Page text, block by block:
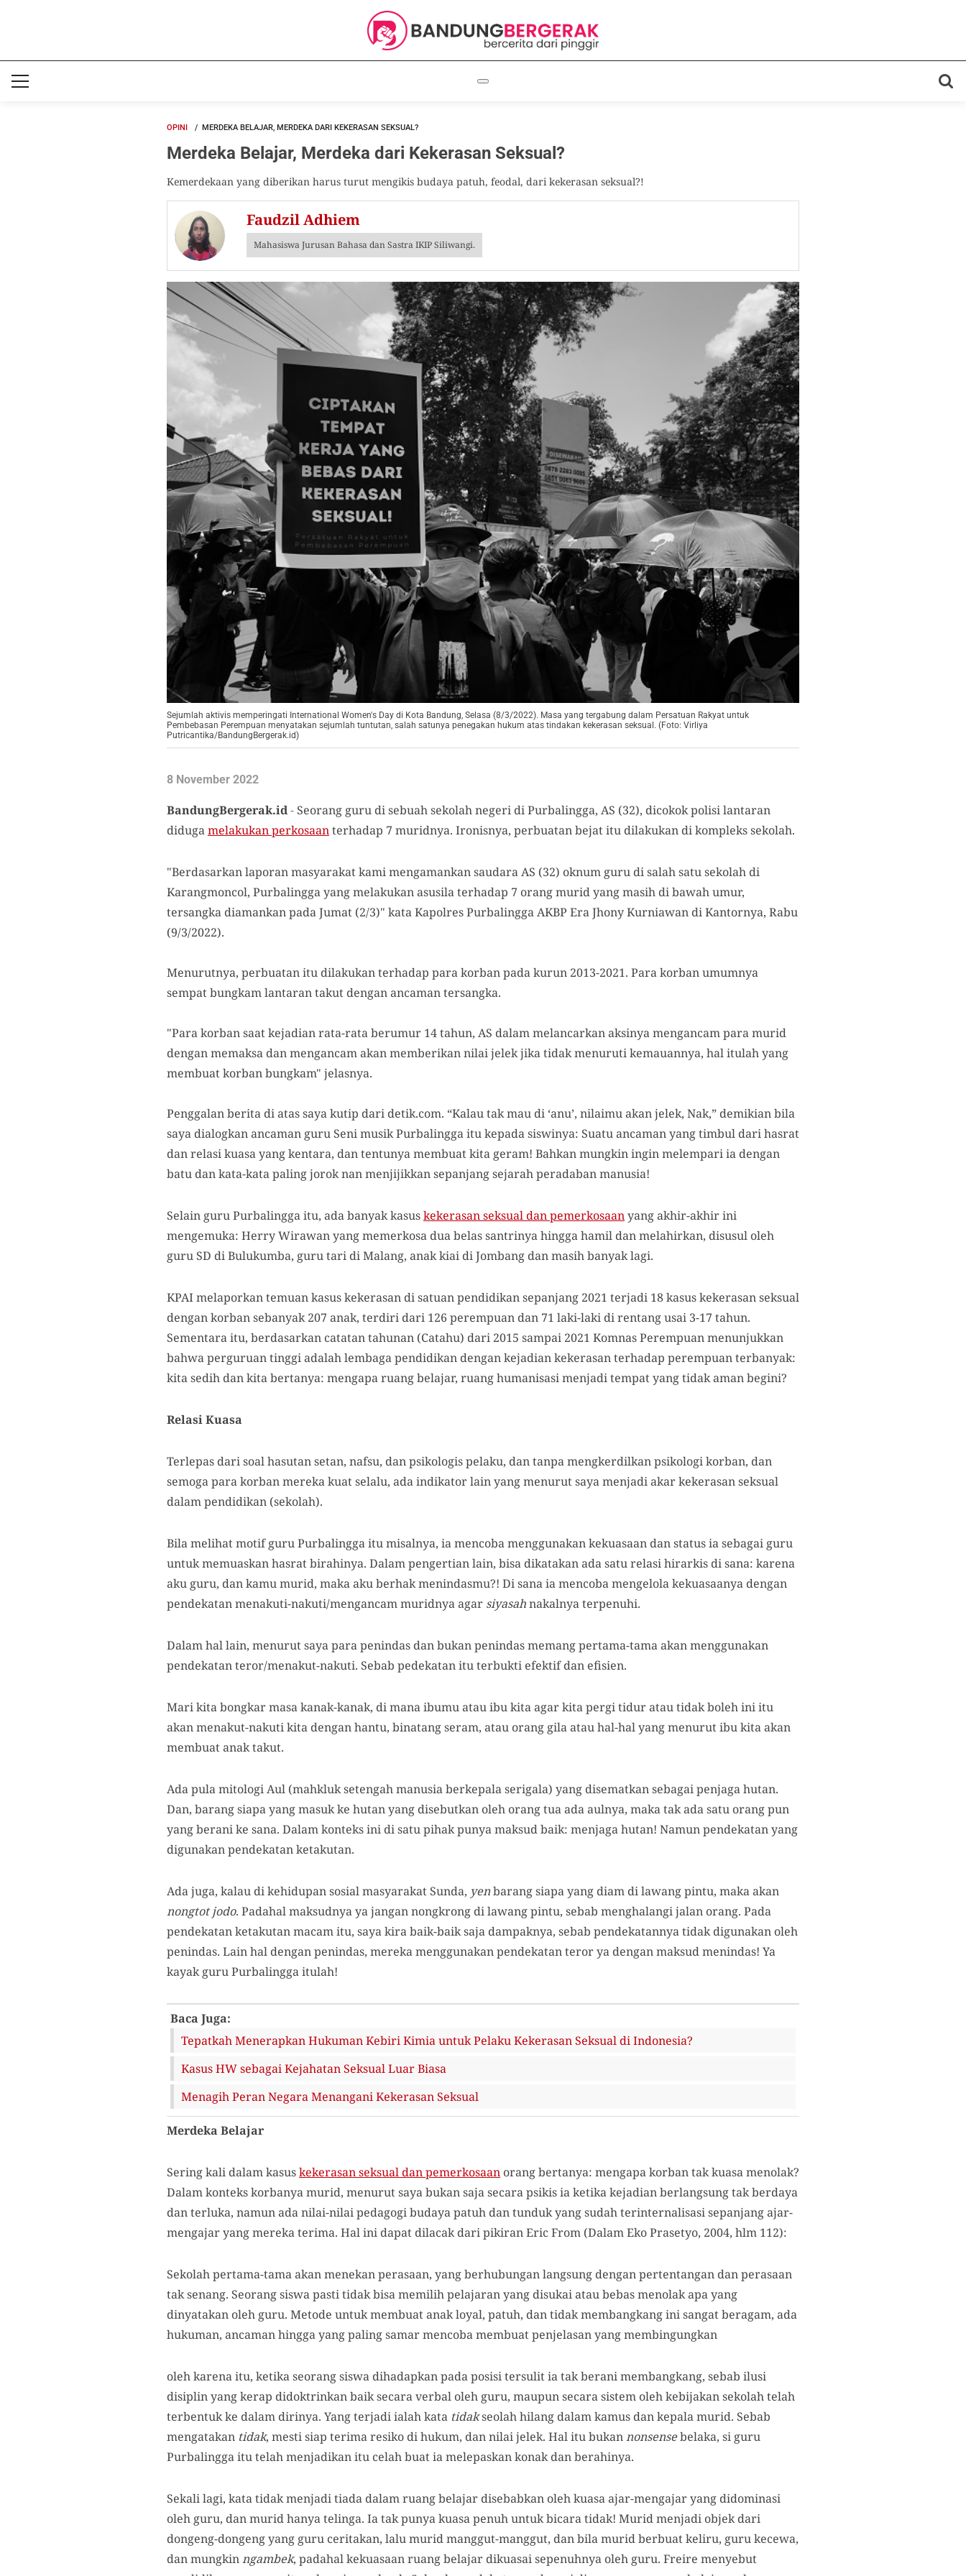
OPINI MERDEKA BELAJAR, MERDEKA DARI KEKERASAN SEKSUAL?
Merdeka Belajar, Merdeka dari Kekerasan Seksual?
Kemerdekaan yang diberikan harus turut mengikis budaya patuh, feodal, dari kekerasan seksual?!
Faudzil Adhiem
Mahasiswa Jurusan Bahasa dan Sastra IKIP Siliwangi.
Sejumlah aktivis memperingati International Women's Day di Kota Bandung, Selasa (8/3/2022). Masa yang tergabung dalam Persatuan Rakyat untuk
Pembebasan Perempuan menyatakan sejumlah tuntutan, salah satunya penegakan hukum atas tindakan kekerasan seksual. (Foto: Virliya
Putricantika/BandungBergerak.id)
8 November 2022
BandungBergerak.id- Seorang guru di sebuah sekolah negeri di Purbalingga, AS (32), dicokok polisi lantaran
didugamelakukan perkosaanterhadap 7 muridnya. Ironisnya, perbuatan bejat itu dilakukan di kompleks sekolah.
"Berdasarkan laporan masyarakat kami mengamankan saudara AS (32) oknum guru di salah satu sekolah di
Karangmoncol, Purbalingga yang melakukan asusila terhadap 7 orang murid yang masih di bawah umur,
tersangka diamankan pada Jumat (2/3)" kata Kapolres Purbalingga AKBP Era Jhony Kurniawan di Kantornya, Rabu
(9/3/2022).
Menurutnya, perbuatan itu dilakukan terhadap para korban pada kurun 2013-2021. Para korban umumnya
sempat bungkam lantaran takut dengan ancaman tersangka.
"Para korban saat kejadian rata-rata berumur 14 tahun, AS dalam melancarkan aksinya mengancam para murid
dengan memaksa dan mengancam akan memberikan nilai jelek jika tidak menuruti kemauannya, hal itulah yang
membuat korban bungkam" jelasnya.
Penggalan berita di atas saya kutip dari detik.com. “Kalau tak mau di ‘anu’, nilaimu akan jelek, Nak,” demikian bila
saya dialogkan ancaman guru Seni musik Purbalingga itu kepada siswinya: Suatu ancaman yang timbul dari hasrat
dan relasi kuasa yang kentara, dan tentunya membuat kita geram! Bahkan mungkin ingin melempari ia dengan
batu dan kata-kata paling jorok nan menjijikkan sepanjang sejarah peradaban manusia!
Selain guru Purbalingga itu, ada banyak kasuskekerasan seksual dan pemerkosaanyang akhir-akhir ini
mengemuka: Herry Wirawan yang memerkosa dua belas santrinya hingga hamil dan melahirkan, disusul oleh
guru SD di Bulukumba, guru tari di Malang, anak kiai di Jombang dan masih banyak lagi.
KPAI melaporkan temuan kasus kekerasan di satuan pendidikan sepanjang 2021 terjadi 18 kasus kekerasan seksual
dengan korban sebanyak 207 anak, terdiri dari 126 perempuan dan 71 laki-laki di rentang usai 3-17 tahun.
Sementara itu, berdasarkan catatan tahunan (Catahu) dari 2015 sampai 2021 Komnas Perempuan menunjukkan
bahwa perguruan tinggi adalah lembaga pendidikan dengan kejadian kekerasan terhadap perempuan terbanyak:
kita sedih dan kita bertanya: mengapa ruang belajar, ruang humanisasi menjadi tempat yang tidak aman begini?
Relasi Kuasa
Terlepas dari soal hasutan setan, nafsu, dan psikologis pelaku, dan tanpa mengkerdilkan psikologi korban, dan
semoga para korban mereka kuat selalu, ada indikator lain yang menurut saya menjadi akar kekerasan seksual
dalam pendidikan (sekolah).
Bila melihat motif guru Purbalingga itu misalnya, ia mencoba menggunakan kekuasaan dan status ia sebagai guru
untuk memuaskan hasrat birahinya. Dalam pengertian lain, bisa dikatakan ada satu relasi hirarkis di sana: karena
aku guru, dan kamu murid, maka aku berhak menindasmu?! Di sana ia mencoba mengelola kekuasaanya dengan
pendekatan menakuti-nakuti/mengancam muridnya agar siyasahnakalnya terpenuhi.
Dalam hal lain, menurut saya para penindas dan bukan penindas memang pertama-tama akan menggunakan
pendekatan teror/menakut-nakuti. Sebab pedekatan itu terbukti efektif dan efisien.
Mari kita bongkar masa kanak-kanak, di mana ibumu atau ibu kita agar kita pergi tidur atau tidak boleh ini itu
akan menakut-nakuti kita dengan hantu, binatang seram, atau orang gila atau hal-hal yang menurut ibu kita akan
membuat anak takut.
Ada pula mitologi Aul (mahkluk setengah manusia berkepala serigala) yang disematkan sebagai penjaga hutan.
Dan, barang siapa yang masuk ke hutan yang disebutkan oleh orang tua ada aulnya, maka tak ada satu orang pun
yang berani ke sana. Dalam konteks ini di satu pihak punya maksud baik: menjaga hutan! Namun pendekatan yang
digunakan pendekatan ketakutan.
Ada juga, kalau di kehidupan sosial masyarakat Sunda, yenbarang siapa yang diam di lawang pintu, maka akan
nongtot jodo. Padahal maksudnya ya jangan nongkrong di lawang pintu, sebab menghalangi jalan orang. Pada
pendekatan ketakutan macam itu, saya kira baik-baik saja dampaknya, sebab pendekatannya tidak digunakan oleh
penindas. Lain hal dengan penindas, mereka menggunakan pendekatan teror ya dengan maksud menindas! Ya
kayak guru Purbalingga itulah!
Baca Juga:
Tepatkah Menerapkan Hukuman Kebiri Kimia untuk Pelaku Kekerasan Seksual di Indonesia?
Kasus HW sebagai Kejahatan Seksual Luar Biasa
Menagih Peran Negara Menangani Kekerasan Seksual
Merdeka Belajar
Sering kali dalam kasuskekerasan seksual dan pemerkosaan orang bertanya: mengapa korban tak kuasa menolak?
Dalam konteks korbanya murid, menurut saya bukan saja secara psikis ia ketika kejadian berlangsung tak berdaya
dan terluka, namun ada nilai-nilai pedagogi budaya patuh dan tunduk yang sudah terinternalisasi sepanjang ajar-
mengajar yang mereka terima. Hal ini dapat dilacak dari pikiran Eric From (Dalam Eko Prasetyo, 2004, hlm 112):
Sekolah pertama-tama akan menekan perasaan, yang berhubungan langsung dengan pertentangan dan perasaan
tak senang. Seorang siswa pasti tidak bisa memilih pelajaran yang disukai atau bebas menolak apa yang
dinyatakan oleh guru. Metode untuk membuat anak loyal, patuh, dan tidak membangkang ini sangat beragam, ada
hukuman, ancaman hingga yang paling samar mencoba membuat penjelasan yang membingungkan
oleh karena itu, ketika seorang siswa dihadapkan pada posisi tersulit ia tak berani membangkang, sebab ilusi
disiplin yang kerap didoktrinkan baik secara verbal oleh guru, maupun secara sistem oleh kebijakan sekolah telah
terbentuk ke dalam dirinya. Yang terjadi ialah kata tidakseolah hilang dalam kamus dan kepala murid. Sebab
mengatakan tidak, mesti siap terima resiko di hukum, dan nilai jelek. Hal itu bukannonsensebelaka, si guru
Purbalingga itu telah menjadikan itu celah buat ia melepaskan konak dan berahinya.
Sekali lagi, kata tidak menjadi tiada dalam ruang belajar disebabkan oleh kuasa ajar-mengajar yang didominasi
oleh guru, dan murid hanya telinga. Ia tak punya kuasa penuh untuk bicara tidak! Murid menjadi objek dari
dongeng-dongeng yang guru ceritakan, lalu murid manggut-manggut, dan bila murid berbuat keliru, guru kecewa,
dan mungkinngambek, padahal kekuasaan ruang belajar dikuasai sepenuhnya oleh guru. Freire menyebut